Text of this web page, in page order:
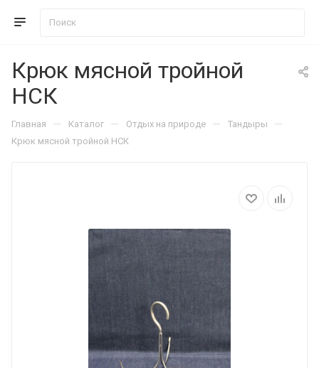
Крюк мясной тройной
НСК
Главная — Каталог — Отдых на природе — Тандыры —
Крюк мясной тройной НСК